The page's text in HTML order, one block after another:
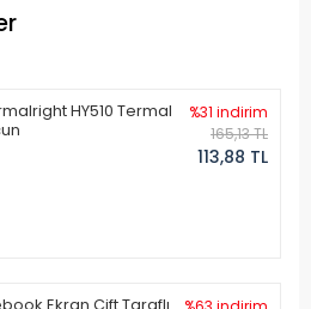
HY510 Termal
%31 indirim
165,13 TL
113,88 TL